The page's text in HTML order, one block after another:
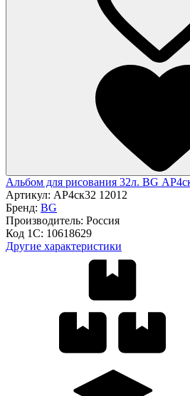
Альбом для рисования 32л. BG
Артикул: АР4ск32 12012
Бренд: BG
Производитель: Россия
Код 1С: 10618629
Другие характеристики